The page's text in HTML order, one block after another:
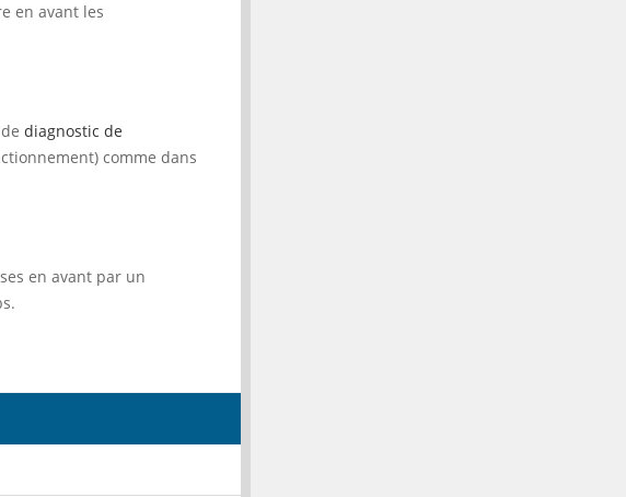
en avant les
diagnostic de
comme dans
en avant par un